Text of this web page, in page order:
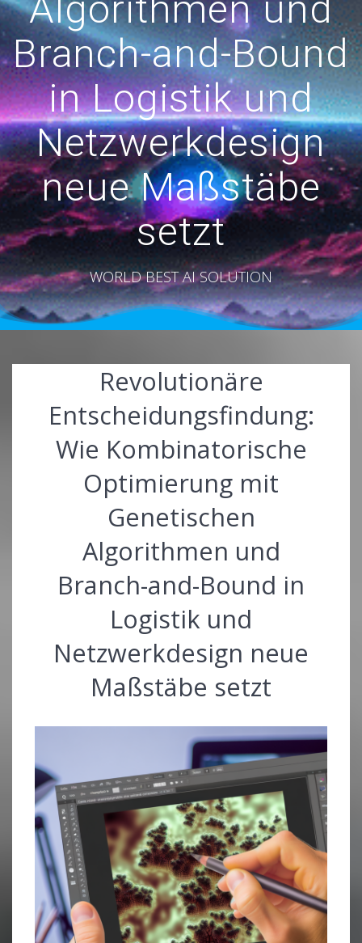
Branch-and-Bound
in Logistik und
Netzwerkdesign
neue Maßstäbe
setzt
WORLD BEST AI SOLUTION
Revolutionäre
Entscheidungsfindung:
Wie Kombinatorische
Optimierung mit
Genetischen
Algorithmen und
Branch-and-Bound in
Logistik und
Netzwerkdesign neue
Maßstäbe setzt